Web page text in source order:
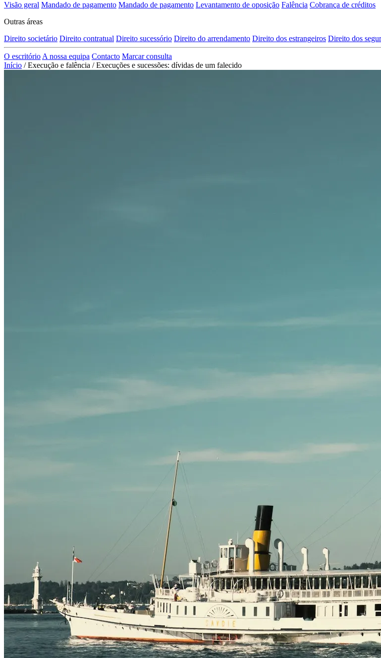
Visão geral Mandado de pagamento Mandado de pagamento Levantamento de oposição Falência Cobrança de créditos
Outras áreas
Direito societário Direito contratual Direito sucessório Direito do arrendamento Direito dos estrangeiros Direito dos
O escritório A nossa equipa Contacto Marcar consulta
Início / Execução e falência / Execuções e sucessões: dívidas de um falecido